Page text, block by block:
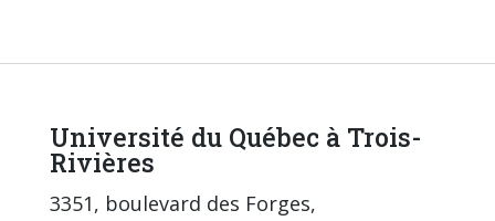
Université du Québec à Trois-
Rivières
3351, boulevard des Forges,